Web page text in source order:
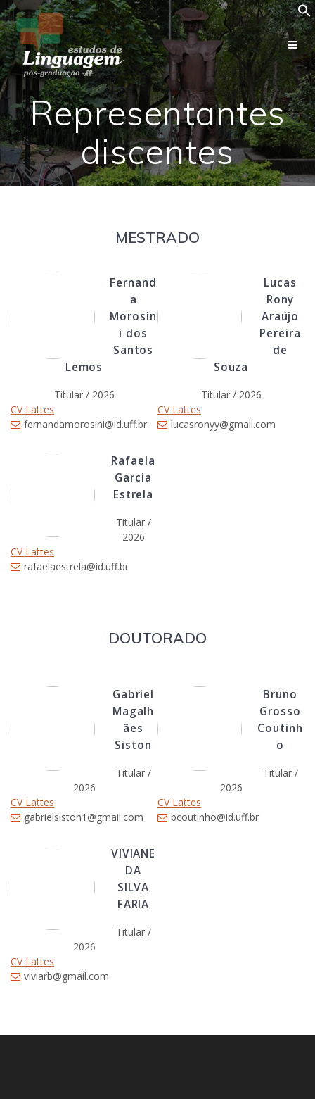
Representantes
discentes
MESTRADO
Fernand
a
Morosin
i dos
Santos
Lemos
Titular / 2026
CV Lattes
fernandamorosini@id.uff.br
Lucas
Rony
Araújo
Pereira
de
Souza
Titular / 2026
CV Lattes
lucasronyy@gmail.com
Rafaela
Garcia
Estrela
Titular /
2026
CV Lattes
rafaelaestrela@id.uff.br
DOUTORADO
Gabriel
Magalh
ães
Siston
Titular /
2026
CV Lattes
gabrielsiston1@gmail.com
Bruno
Grosso
Coutinh
o
Titular /
2026
CV Lattes
bcoutinho@id.uff.br
VIVIANE
DA
SILVA
FARIA
Titular /
2026
CV Lattes
viviarb@gmail.com